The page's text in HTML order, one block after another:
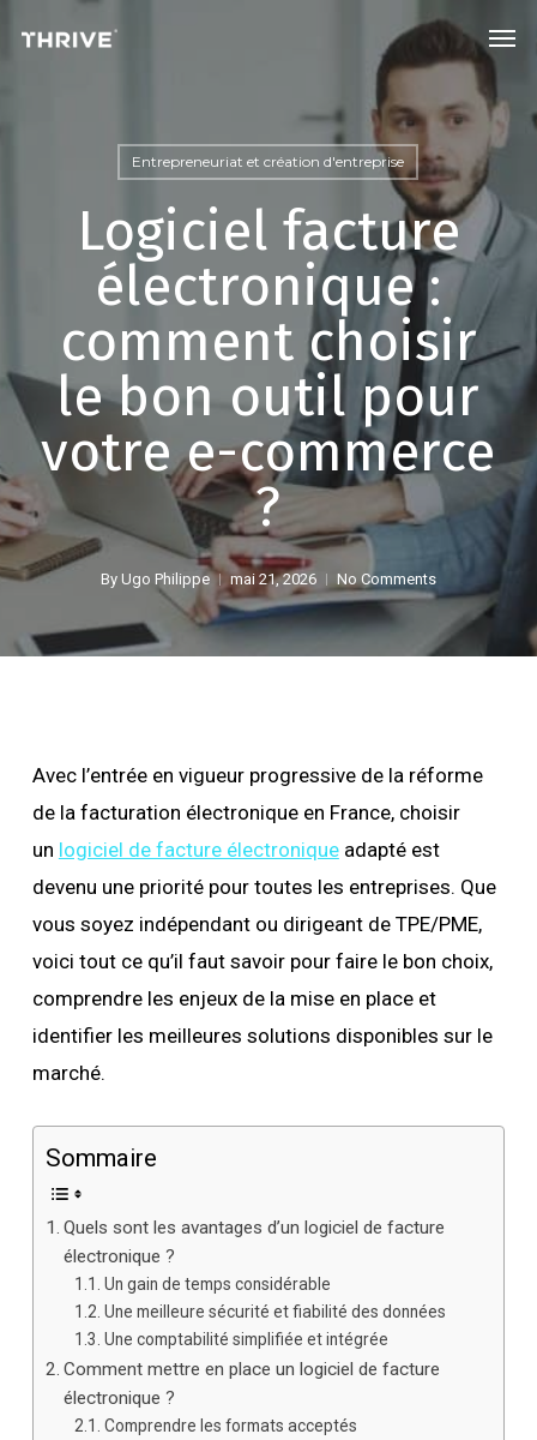
Entrepreneuriat et création d'entreprise
Logiciel facture
électronique :
comment choisir
le bon outil pour
votre e-commerce
?
By Ugo Philippe mai 21, 2026 No Comments
Avec l’entrée en vigueur progressive de la réforme
de la facturation électronique en France, choisir
un logiciel de facture électroniqueadapté est
devenu une priorité pour toutes les entreprises. Que
vous soyez indépendant ou dirigeant de TPE/PME,
voici tout ce qu’il faut savoir pour faire le bon choix,
comprendre les enjeux de la mise en place et
identifier les meilleures solutions disponibles sur le
marché.
Sommaire
Quels sont les avantages d’un logiciel de facture
électronique ?
Un gain de temps considérable
Une meilleure sécurité et fiabilité des données
Une comptabilité simplifiée et intégrée
Comment mettre en place un logiciel de facture
électronique ?
Comprendre les formats acceptés